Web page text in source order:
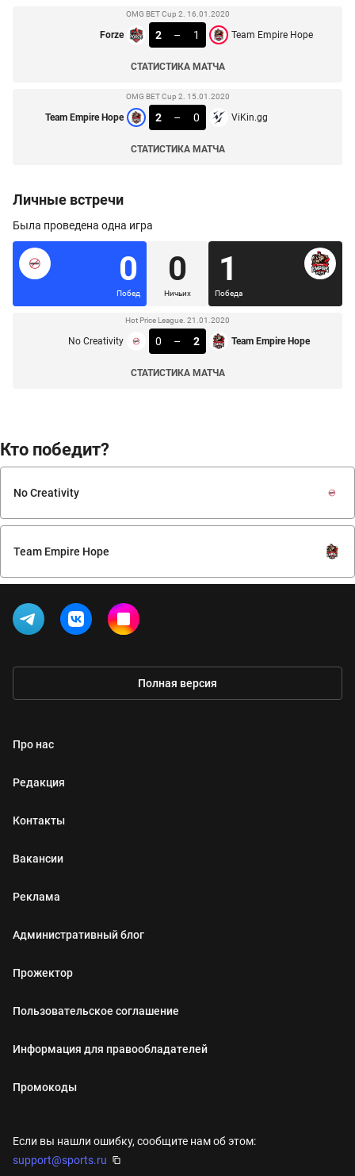
Кто победит?
No Creativity
Team Empire Hope
OMG BET Cup 2. 16.01.2020
Forze 2 – 1 Team Empire Hope
СТАТИСТИКА МАТЧА
OMG BET Cup 2. 15.01.2020
Team Empire Hope 2 – 0 ViKin.gg
СТАТИСТИКА МАТЧА
Личные встречи
Была проведена одна игра
0
Побед
0
Ничьих
1
Победа
Hot Price League. 21.01.2020
No Creativity 0 – 2 Team Empire Hope
СТАТИСТИКА МАТЧА
Полная версия
Про нас
Редакция
Контакты
Вакансии
Реклама
Административный блог
Прожектор
Пользовательское соглашение
Информация для правообладателей
Промокоды
Если вы нашли ошибку, сообщите нам об этом:
support@sports.ru